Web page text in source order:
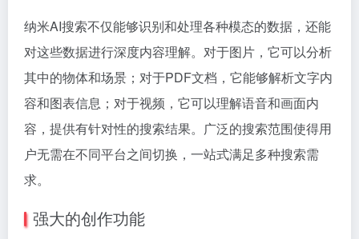
纳米AI搜索不仅能够识别和处理各种模态的数据，还能
对这些数据进行深度内容理解。对于图片，它可以分析
其中的物体和场景；对于PDF文档，它能够解析文字内
容和图表信息；对于视频，它可以理解语音和画面内
容，提供有针对性的搜索结果。广泛的搜索范围使得用
户无需在不同平台之间切换，一站式满足多种搜索需
求。
强大的创作功能